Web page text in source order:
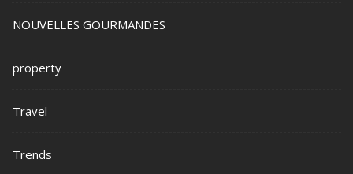
NOUVELLES GOURMANDES
property
Travel
Trends